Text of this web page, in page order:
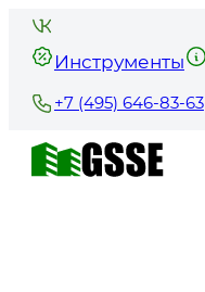
Инструменты
+7 (495) 646-83-63